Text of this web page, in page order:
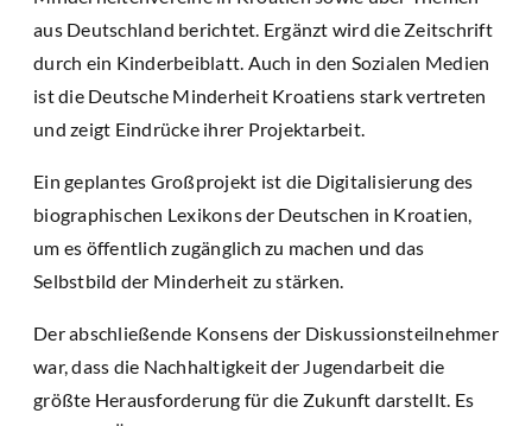
aus Deutschland berichtet. Ergänzt wird die Zeitschrift
durch ein Kinderbeiblatt. Auch in den Sozialen Medien
ist die Deutsche Minderheit Kroatiens stark vertreten
und zeigt Eindrücke ihrer Projektarbeit.
Ein geplantes Großprojekt ist die Digitalisierung des
biographischen Lexikons der Deutschen in Kroatien,
um es öffentlich zugänglich zu machen und das
Selbstbild der Minderheit zu stärken.
Der abschließende Konsens der Diskussionsteilnehmer
war, dass die Nachhaltigkeit der Jugendarbeit die
größte Herausforderung für die Zukunft darstellt. Es